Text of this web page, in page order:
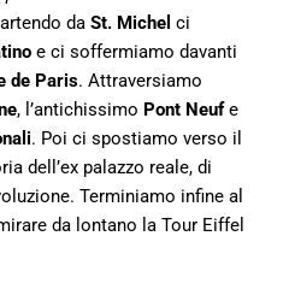
da St. Michel ci
e ci soffermiamo davanti
de Paris. Attraversiamo
, l’antichissimo Pont Neufe
. Poi ci spostiamo verso il
dell’ex palazzo reale, di
Terminiamo infine al
da lontano la Tour Eiffel